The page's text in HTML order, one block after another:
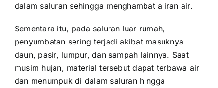
dalam saluran sehingga menghambat aliran air.
Sementara itu, pada saluran luar rumah,
penyumbatan sering terjadi akibat masuknya
daun, pasir, lumpur, dan sampah lainnya. Saat
musim hujan, material tersebut dapat terbawa air
dan menumpuk di dalam saluran hingga